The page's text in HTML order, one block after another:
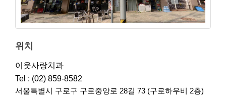
위치
이웃사랑치과
Tel : (02) 859-8582
서울특별시 구로구 구로중앙로 28길 73 (구로하우비 2층)